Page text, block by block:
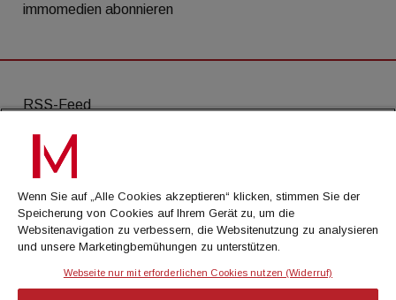
immomedien abonnieren
RSS-Feed
AGB
Datenschutz
Kontakt
Impressum
Wenn Sie auf „Alle Cookies akzeptieren“ klicken, stimmen Sie der
Speicherung von Cookies auf Ihrem Gerät zu, um die
Websitenavigation zu verbessern, die Websitenutzung zu analysieren
und unsere Marketingbemühungen zu unterstützen.
Webseite nur mit erforderlichen Cookies nutzen (Widerruf)